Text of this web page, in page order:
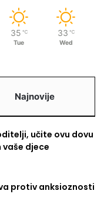
35 ℃
Tue
33 ℃
Wed
Najnovije
učite ovu dovu
djece
protiv anksioznosti